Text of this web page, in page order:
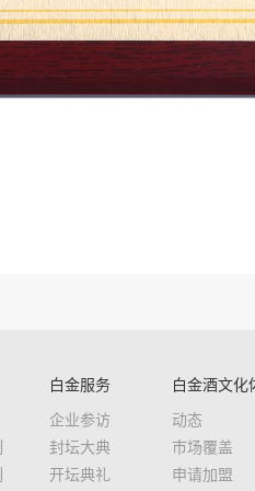
白金服务
企业参访
封坛大典
开坛典礼
白金酒文化
动态
市场覆盖
申请加盟